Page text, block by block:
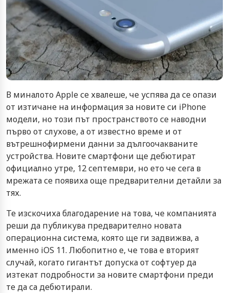
В миналото Apple се хвалеше, че успява да се опази
от изтичане на информация за новите си iPhone
модели, но този път пространството се наводни
първо от слухове, а от известно време и от
вътрешнофирмени данни за дългоочакваните
устройства. Новите смартфони ще дебютират
официално утре, 12 септември, но ето че сега в
мрежата се появиха още предварителни детайли за
тях.
Те изскочиха благодарение на това, че компанията
реши да публикува предварително новата
операционна система, която ще ги задвижва, а
именно iOS 11. Любопитно е, че това е вторият
случай, когато гигантът допуска от софтуер да
изтекат подробности за новите смартфони преди
те да са дебютирали.